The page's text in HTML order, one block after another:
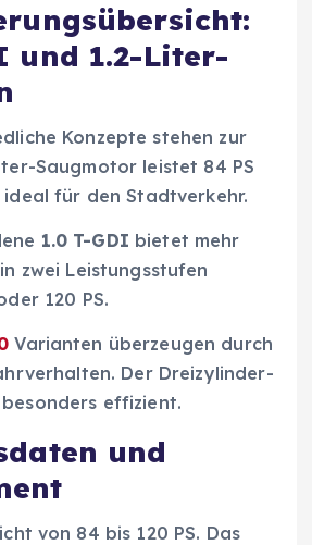
und 1.2-Liter-
Konzepte stehen zur
Saugmotor leistet 84 PS
für den Stadtverkehr.
1.0 T-GDI bietet mehr
zwei Leistungsstufen
120 PS.
Varianten überzeugen durch
Der Dreizylinder-
effizient.
und
von 84 bis 120 PS. Das